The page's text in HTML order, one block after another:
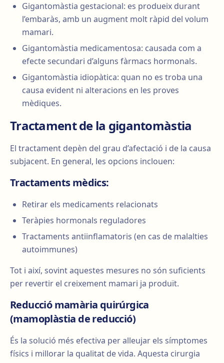
Gigantomàstia gestacional: es produeix durant
l’embaràs, amb un augment molt ràpid del volum
mamari.
Gigantomàstia medicamentosa: causada com a
efecte secundari d’alguns fàrmacs hormonals.
Gigantomàstia idiopàtica: quan no es troba una
causa evident ni alteracions en les proves
mèdiques.
Tractament de la gigantomàstia
El tractament depèn del grau d’afectació i de la causa
subjacent. En general, les opcions inclouen:
Tractaments mèdics:
Retirar els medicaments relacionats
Teràpies hormonals reguladores
Tractaments antiinflamatoris (en cas de malalties
autoimmunes)
Tot i així, sovint aquestes mesures no són suficients
per revertir el creixement mamari ja produït.
Reducció mamària quirúrgica
(mamoplàstia de reducció)
És la solució més efectiva per alleujar els símptomes
físics i millorar la qualitat de vida. Aquesta cirurgia